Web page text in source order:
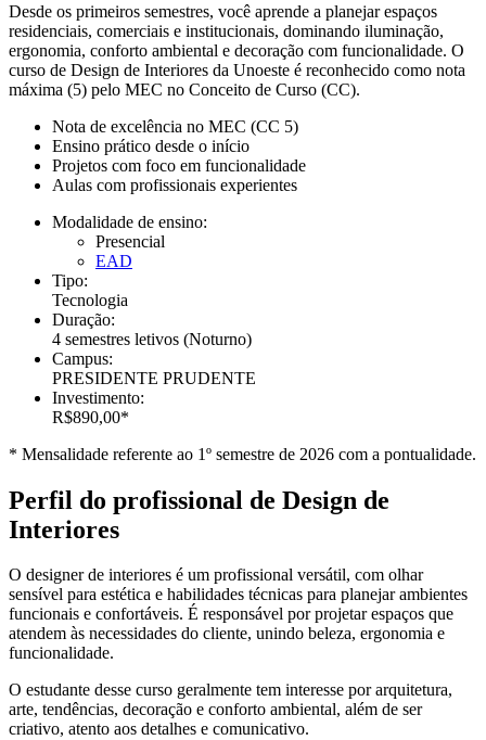
Desde os primeiros semestres, você aprende a planejar espaços
residenciais, comerciais e institucionais, dominando iluminação,
ergonomia, conforto ambiental e decoração com funcionalidade. O
curso de Design de Interiores da Unoeste é reconhecido como nota
máxima (5) pelo MEC no Conceito de Curso (CC).
Nota de excelência no MEC (CC 5)
Ensino prático desde o início
Projetos com foco em funcionalidade
Aulas com profissionais experientes
Modalidade de ensino:
Presencial
EAD
Tipo:
Tecnologia
Duração:
4 semestres letivos (Noturno)
Campus:
PRESIDENTE PRUDENTE
Investimento:
R$890,00*
* Mensalidade referente ao 1º semestre de 2026 com a pontualidade.
Perfil do profissional de Design de
Interiores
O designer de interiores é um profissional versátil, com olhar
sensível para estética e habilidades técnicas para planejar ambientes
funcionais e confortáveis. É responsável por projetar espaços que
atendem às necessidades do cliente, unindo beleza, ergonomia e
funcionalidade.
O estudante desse curso geralmente tem interesse por arquitetura,
arte, tendências, decoração e conforto ambiental, além de ser
criativo, atento aos detalhes e comunicativo.